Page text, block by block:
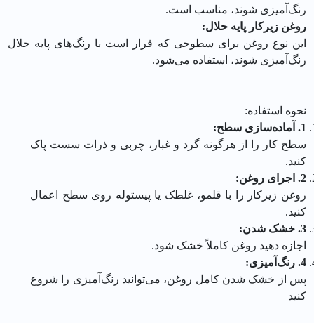
رنگ‌آمیزی شوند، مناسب است.
روغن زیرکار پایه حلال:
این نوع روغن برای سطوحی که قرار است با رنگ‌های پایه حلال
رنگ‌آمیزی شوند، استفاده می‌شود.
نحوه استفاده:
1.
آماده‌سازی سطح:
سطح کار را از هرگونه گرد و غبار، چربی و ذرات سست پاک
کنید.
2.
اجرای روغن:
روغن زیرکار را با قلمو، غلطک یا پیستوله روی سطح اعمال
کنید.
3. خشک شدن:
اجازه دهید روغن کاملاً خشک شود.
4. رنگ‌آمیزی:
پس از خشک شدن کامل روغن، می‌توانید رنگ‌آمیزی را شروع
کنید